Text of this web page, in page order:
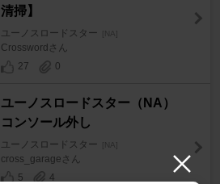
清掃】
ユーノスロードスター [NA]
Crosswordさん
27
0
ユーノスロードスター（NA）
コンソール外し
ユーノスロードスター [NA]
cross_garageさん
5
4